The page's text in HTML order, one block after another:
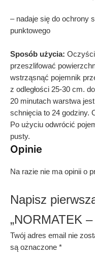
– nadaje się do ochrony
punktowego
Sposób użycia:
przeszlifować
wstrząsnąć pojemnik
z odległości 25-30 cm.
20 minutach warstwa
schnięcia to 24 godziny.
Po użyciu odwrócić
pusty.
Opinie
Na razie nie ma opinii o
Napisz
„NORMATEK
Twój adres email nie
są oznaczone *